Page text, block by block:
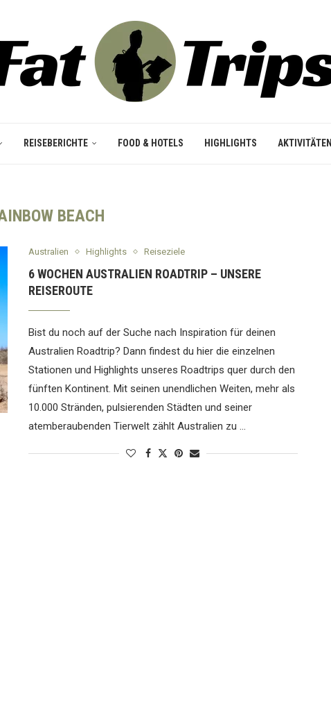
REISEBERICHTE FOOD & HOTELS HIGHLIGHTS AKTIVITÄTEN
BEACH
Australien Highlights Reiseziele
6 WOCHEN AUSTRALIEN ROADTRIP – UNSERE
REISEROUTE
Bist du noch auf der Suche nach Inspiration für deinen
Australien Roadtrip? Dann findest du hier die einzelnen
Stationen und Highlights unseres Roadtrips quer durch den
fünften Kontinent. Mit seinen unendlichen Weiten, mehr als
10.000 Stränden, pulsierenden Städten und seiner
atemberaubenden Tierwelt zählt Australien zu …